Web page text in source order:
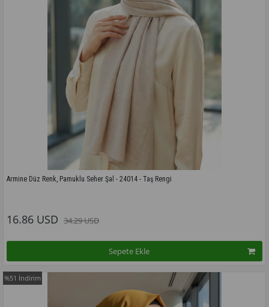
Armine Düz Renk, Pamuklu Seher Şal - 24014 - Taş Rengi
Bu modelin tüm renkleri için tıklayınız
16.86 USD 34.29 USD
Sepete Ekle
%51 İndirim